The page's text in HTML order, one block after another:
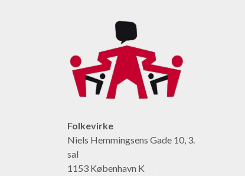
Folkevirke
Niels Hemmingsens Gade 10, 3.
sal
1153 København K